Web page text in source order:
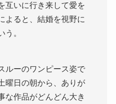
互いに行き来して愛を
よると、結婚を視野に
う。
ルーのワンピース姿で
曜日の朝から、ありが
な作品がどんどん大き